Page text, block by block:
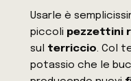
Usarle è
piccoli pezzettini
sul terriccio. Col
potassio che le